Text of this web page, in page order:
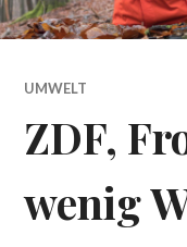
UMWELT
ZDF,
wenig